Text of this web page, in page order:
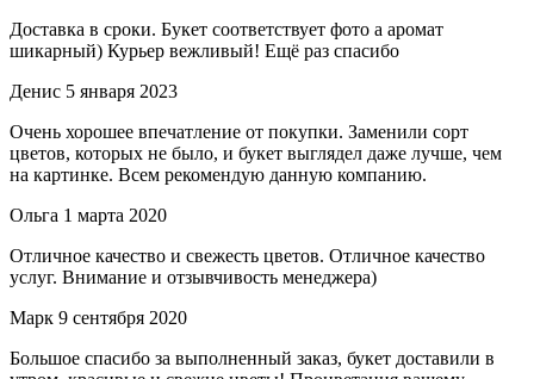
Доставка в сроки. Букет соответствует фото а аромат
шикарный) Курьер вежливый! Ещё раз спасибо
Денис 5 января 2023
Очень хорошее впечатление от покупки. Заменили сорт
цветов, которых не было, и букет выглядел даже лучше, чем
на картинке. Всем рекомендую данную компанию.
Ольга 1 марта 2020
Отличное качество и свежесть цветов. Отличное качество
услуг. Внимание и отзывчивость менеджера)
Марк 9 сентября 2020
Большое спасибо за выполненный заказ, букет доставили в